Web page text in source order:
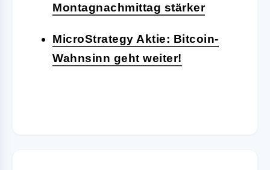
Montagnachmittag stärker
MicroStrategy Aktie: Bitcoin-
Wahnsinn geht weiter!